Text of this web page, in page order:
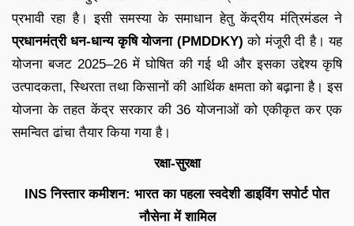
प्रभावी रहा है। इसी समस्या के समाधान हेतु केंद्रीय मंत्रिमंडल ने
प्रधानमंत्री धन-धान्य कृषि योजना (PMDDKY) को मंजूरी दी है। यह
योजना बजट 2025–26 में घोषित की गई थी और इसका उद्देश्य कृषि
उत्पादकता, स्थिरता तथा किसानों की आर्थिक क्षमता को बढ़ाना है। इस
योजना के तहत केंद्र सरकार की 36 योजनाओं को एकीकृत कर एक
समन्वित ढांचा तैयार किया गया है।
रक्षा-सुरक्षा
INS निस्तार कमीशन: भारत का पहला स्वदेशी डाइविंग सपोर्ट पोत
नौसेना में शामिल